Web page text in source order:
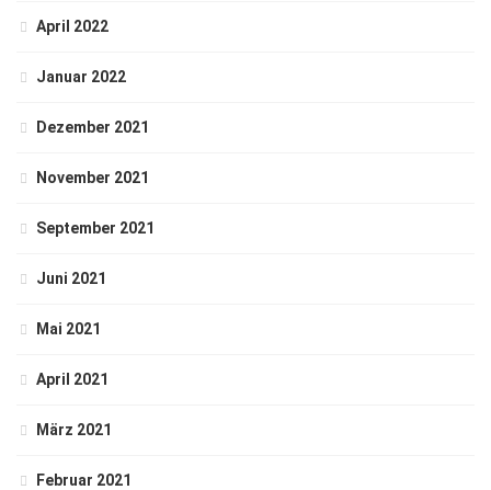
April 2022
Januar 2022
Dezember 2021
November 2021
September 2021
Juni 2021
Mai 2021
April 2021
März 2021
Februar 2021